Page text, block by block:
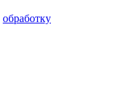
обработку